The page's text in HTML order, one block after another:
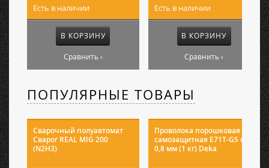
Есть в наличии
В КОРЗИНУ
Сравнить ›
Есть в наличии
В КОРЗИНУ
Сравнить ›
ПОПУЛЯРНЫЕ ТОВАРЫ
Сварочный полуавтомат
Сварог REAL MIG 200
(N2H3)
Проволока порошковая
самозащитная E71T-GS ф
0,8 мм (1 кг) Deka